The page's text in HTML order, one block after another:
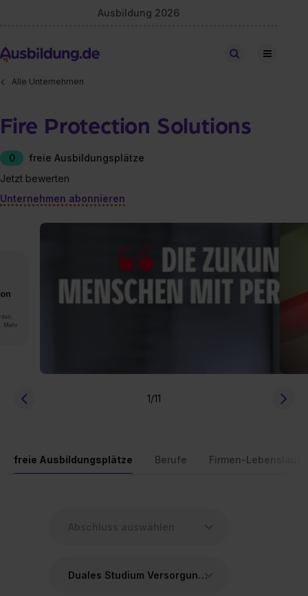
Ausbildung 2026
Stellen finden
Alle Unternehmen
Fire Protection Solutions
0
freie Ausbildungsplätze
Jetzt bewerten
Unternehmen abonnieren
Mehr
1/11
freie Ausbildungsplätze Berufe Firmen-Lebenslauf
Duales Studium Versorgungstechnik